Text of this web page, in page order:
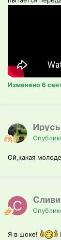
Изменено6
Ой,какая
Я в шоке!